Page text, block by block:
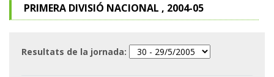
PRIMERA DIVISIÓ NACIONAL , 2004-05
Resultats de la jornada: